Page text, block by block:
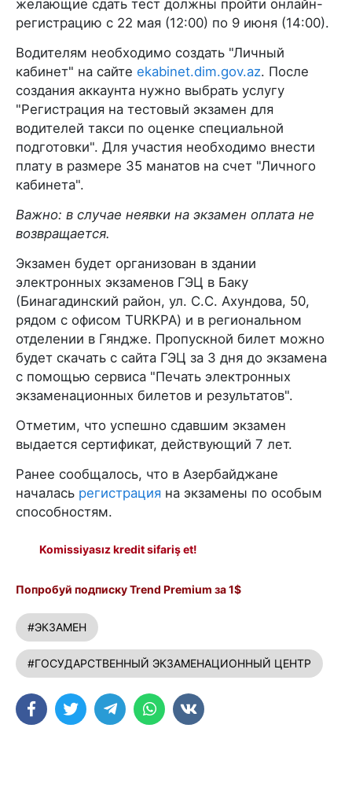
желающие сдать тест должны пройти онлайн-
регистрацию с 22 мая (12:00) по 9 июня (14:00).
Водителям необходимо создать "Личный
кабинет" на сайте ekabinet.dim.gov.az. После
создания аккаунта нужно выбрать услугу
"Регистрация на тестовый экзамен для
водителей такси по оценке специальной
подготовки". Для участия необходимо внести
плату в размере 35 манатов на счет "Личного
кабинета".
Важно: в случае неявки на экзамен оплата не
возвращается.
Экзамен будет организован в здании
электронных экзаменов ГЭЦ в Баку
(Бинагадинский район, ул. С.С. Ахундова, 50,
рядом с офисом TURKPA) и в региональном
отделении в Гяндже. Пропускной билет можно
будет скачать с сайта ГЭЦ за 3 дня до экзамена
с помощью сервиса "Печать электронных
экзаменационных билетов и результатов".
Отметим, что успешно сдавшим экзамен
выдается сертификат, действующий 7 лет.
Ранее сообщалось, что в Азербайджане
началась регистрация на экзамены по особым
способностям.
Komissiyasız kredit sifariş et!
Попробуй подписку Trend Premium за 1$
#ЭКЗАМЕН
#ГОСУДАРСТВЕННЫЙ ЭКЗАМЕНАЦИОННЫЙ ЦЕНТР